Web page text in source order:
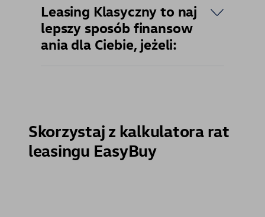
Leasing Klasyczny to naj
lepszy sposób finansow
ania dla Ciebie, jeżeli:
Skorzystaj z kalkulatora rat
leasingu EasyBuy